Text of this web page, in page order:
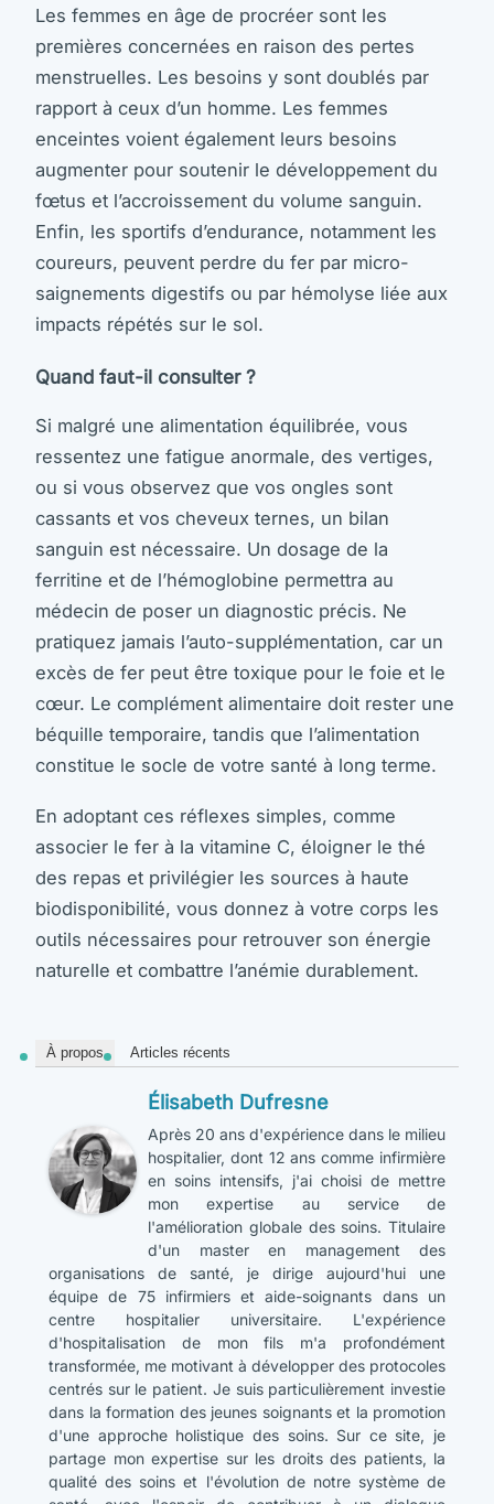
Les femmes en âge de procréer sont les
premières concernées en raison des pertes
menstruelles. Les besoins y sont doublés par
rapport à ceux d’un homme. Les femmes
enceintes voient également leurs besoins
augmenter pour soutenir le développement du
fœtus et l’accroissement du volume sanguin.
Enfin, les sportifs d’endurance, notamment les
coureurs, peuvent perdre du fer par micro-
saignements digestifs ou par hémolyse liée aux
impacts répétés sur le sol.
Quand faut-il consulter ?
Si malgré une alimentation équilibrée, vous
ressentez une fatigue anormale, des vertiges,
ou si vous observez que vos ongles sont
cassants et vos cheveux ternes, un bilan
sanguin est nécessaire. Un dosage de la
ferritine et de l’hémoglobine permettra au
médecin de poser un diagnostic précis. Ne
pratiquez jamais l’auto-supplémentation, car un
excès de fer peut être toxique pour le foie et le
cœur. Le complément alimentaire doit rester une
béquille temporaire, tandis que l’alimentation
constitue le socle de votre santé à long terme.
En adoptant ces réflexes simples, comme
associer le fer à la vitamine C, éloigner le thé
des repas et privilégier les sources à haute
biodisponibilité, vous donnez à votre corps les
outils nécessaires pour retrouver son énergie
naturelle et combattre l’anémie durablement.
À propos Articles récents
Élisabeth Dufresne
Après 20 ans d'expérience dans le milieu
hospitalier, dont 12 ans comme infirmière
en soins intensifs, j'ai choisi de mettre
mon expertise au service de
l'amélioration globale des soins. Titulaire
d'un master en management des
organisations de santé, je dirige aujourd'hui une
équipe de 75 infirmiers et aide-soignants dans un
centre hospitalier universitaire. L'expérience
d'hospitalisation de mon fils m'a profondément
transformée, me motivant à développer des protocoles
centrés sur le patient. Je suis particulièrement investie
dans la formation des jeunes soignants et la promotion
d'une approche holistique des soins. Sur ce site, je
partage mon expertise sur les droits des patients, la
qualité des soins et l'évolution de notre système de